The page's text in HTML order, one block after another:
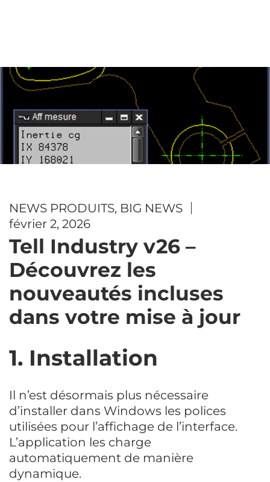
NEWS PRODUITS, BIG NEWS
février 2, 2026
Tell Industry v26 –
Découvrez les
nouveautés incluses
dans votre mise à jour
1. Installation
Il n’est désormais plus nécessaire
d’installer dans Windows les polices
utilisées pour l’affichage de l’interface.
L’application les charge
automatiquement de manière
dynamique.